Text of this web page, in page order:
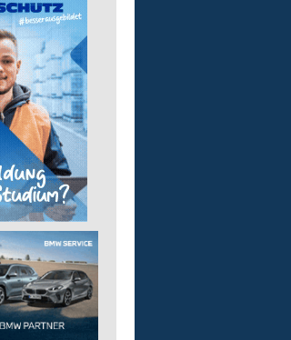
Kita - Assistenz (m/w/d)
Lebenshilfe im Landkreis
GmbH
51598 Friesenhagen